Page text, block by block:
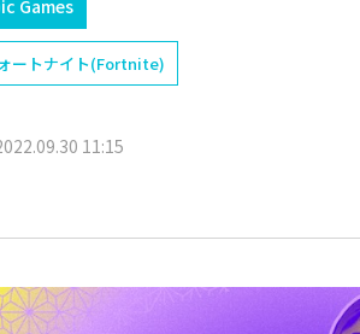
Games
ートナイト(Fortnite)
11:15